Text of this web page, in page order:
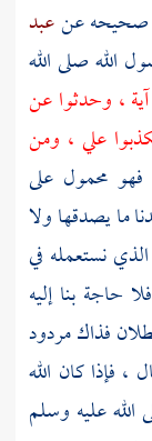
صحيحه عنعبد
الله صلى الله
، وحدثوا عن
علي ، ومن
محمول على
ما يصدقها ولا
نستعمله في
حاجة بنا إليه
فذاك مردود
، فإذا كان الله
الله عليه وسلم